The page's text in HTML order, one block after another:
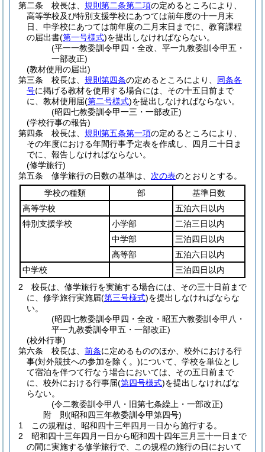
第二条
校長は、 規則第二条第二項の定めるところにより、
高等学校及び特別支援学校にあつては前年度の十一月末
日、中学校にあつては前年度の二月末日までに、教育課程
の届出書(第一号様式)を提出しなければならない。
(平一一教委訓令甲四・全改、平一九教委訓令甲五・
一部改正)
(教材使用の届出)
第三条
校長は、 規則第四条の定めるところにより、 同条各
号に掲げる教材を使用する場合には、その十五日前まで
に、教材使用届(第二号様式)を提出しなければならない。
(昭四七教委訓令甲一三・一部改正)
(学校行事の報告)
第四条
校長は、 規則第五条第一項の定めるところにより、
その年度における年間行事予定表を作成し、四月二十日ま
でに、報告しなければならない。
(修学旅行)
第五条
修学旅行の日数の基準は、 次の表のとおりとする。
学校の種類
部
基準日数
高等学校
五泊六日以内
特別支援学校
小学部
二泊三日以内
中学部
三泊四日以内
高等部
五泊六日以内
中学校
三泊四日以内
2
校長は、修学旅行を実施する場合には、その三十日前まで
に、修学旅行実施届(第三号様式)を提出しなければならな
い。
(昭四七教委訓令甲四・全改・昭五六教委訓令甲八・
平一九教委訓令甲五・一部改正)
(校外行事)
第六条
校長は、 前条に定めるもののほか、校外における行
事(対外競技への参加を除く。)について、学校を単位とし
て宿泊を伴つて行なう場合においては、その五日前まで
に、校外における行事届(第四号様式)を提出しなければな
らない。
(令二教委訓令甲八・旧第七条繰上・一部改正)
附 則(昭和四三年教委訓令甲第四号)
1
この規程は、昭和四十三年四月一日から施行する。
2
昭和四十三年四月一日から昭和四十四年三月三十一日まで
の間に実施する修学旅行で、この規程の施行の日において